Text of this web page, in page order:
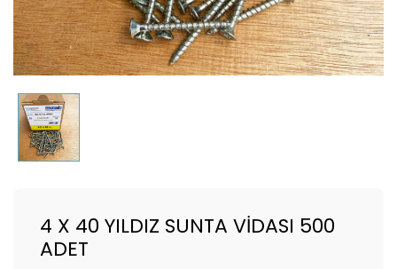
4 X 40 YILDIZ SUNTA VİDASI 500
ADET